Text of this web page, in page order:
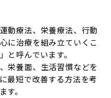
動療法、栄養療法、行動
に治療を組み立ていくこ
と呼んでいます。
栄養面、生活習慣などを
最短で改善する方法を考
。